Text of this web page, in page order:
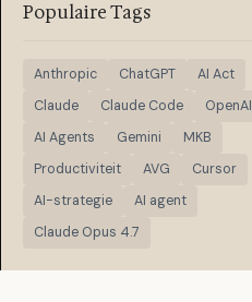
Populaire Tags
Anthropic ChatGPT
AI Act
Claude
Claude Code
OpenAI
AI Agents
Gemini
MKB
Productiviteit
AVG
Cursor
AI-strategie
AI agent
Claude Opus 4.7